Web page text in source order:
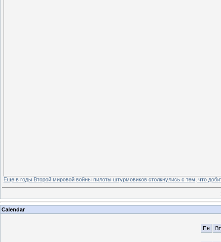
Еще в годы Второй мировой войны пилоты штурмовиков столкнулись с тем, что
Calendar
Пн
Вт